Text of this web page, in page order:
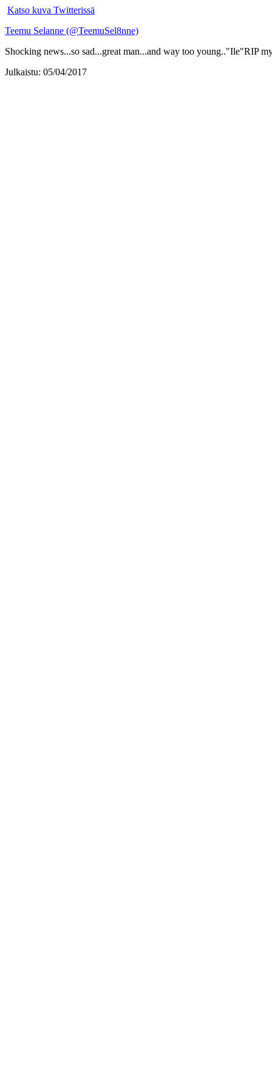
Katso kuva Twitterissä
Teemu Selanne (@TeemuSel8nne)
Shocking news...so sad...great man...and way too young.."Ile"RIP
Julkaistu: 05/04/2017